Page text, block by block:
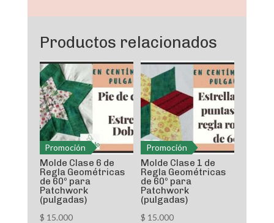
(cm)
Productos relacionados
Promoción
Molde Clase 6 de
Regla Geométricas
de 60º para
Patchwork
(pulgadas)
$ 15.000
Promoción
Molde Clase 1 de
Regla Geométricas
de 60º para
Patchwork
(pulgadas)
$ 15.000